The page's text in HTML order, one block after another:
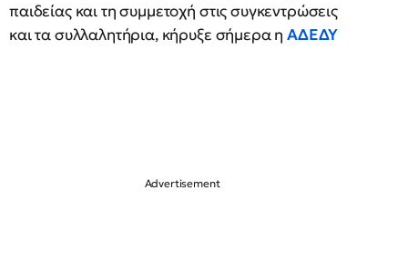
παιδείας και τη συμμετοχή στις συγκεντρώσεις
και τα συλλαλητήρια, κήρυξε σήμερα ηΑΔΕΔΥ